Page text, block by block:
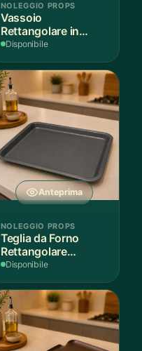
NOLEGGIO PROPS
Vassoio
Rettangolare in
Legno Scuro
Disponibile
Anteprima
NOLEGGIO PROPS
Teglia da Forno
Rettangolare
Antiaderente
Disponibile